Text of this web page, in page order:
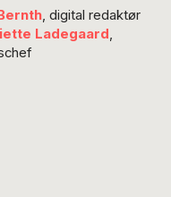
, digital redaktør
Ladegaard,